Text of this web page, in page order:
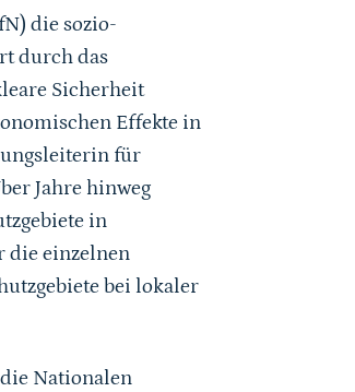
die sozio-
durch das
Sicherheit
Effekte in
für
Jahre hinweg
in
die einzelnen
bei lokaler
Nationalen